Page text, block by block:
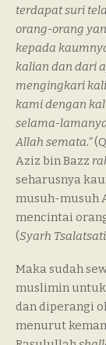
terdapat suri
orang-orang
kepada
kalian dan dari
mengingkari
kami dengan
selama-
Allah semata.”
Aziz bin Bazz
seharusnya
musuh-musuh
mencintai
(Syarh
Maka sudah
muslimin
dan diperangi
menurut